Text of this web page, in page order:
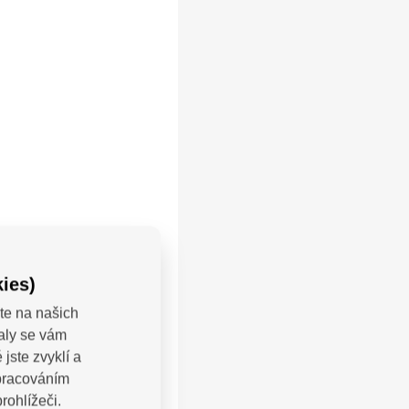
je dětská
věkově
na našich
se vám
jste zvyklí a